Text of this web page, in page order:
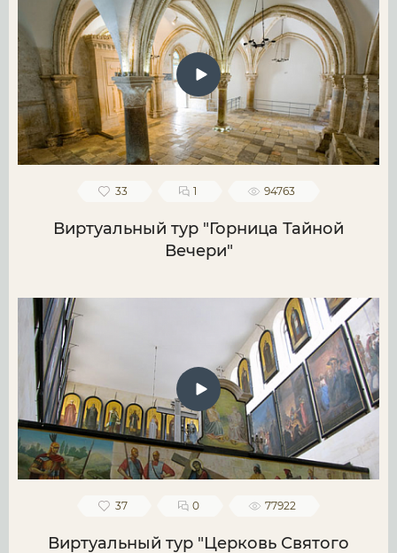
33 1 94763
Виртуальный тур "Горница Тайной
Вечери"
37 0 77922
Виртуальный тур "Церковь Святого